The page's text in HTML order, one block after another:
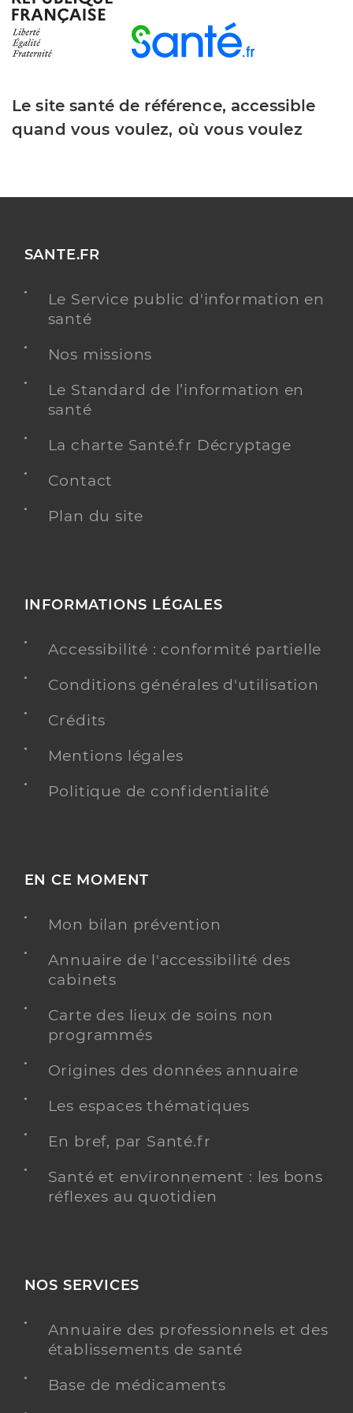
Le site santé de référence, accessible
quand vous voulez, où vous voulez
SANTE.FR
Le Service public d'information en
santé
Nos missions
Le Standard de l’information en
santé
La charte Santé.fr Décryptage
Contact
Plan du site
INFORMATIONS LÉGALES
Accessibilité : conformité partielle
Conditions générales d'utilisation
Crédits
Mentions légales
Politique de confidentialité
EN CE MOMENT
Mon bilan prévention
Annuaire de l'accessibilité des
cabinets
Carte des lieux de soins non
programmés
Origines des données annuaire
Les espaces thématiques
En bref, par Santé.fr
Santé et environnement : les bons
réflexes au quotidien
NOS SERVICES
Annuaire des professionnels et des
établissements de santé
Base de médicaments